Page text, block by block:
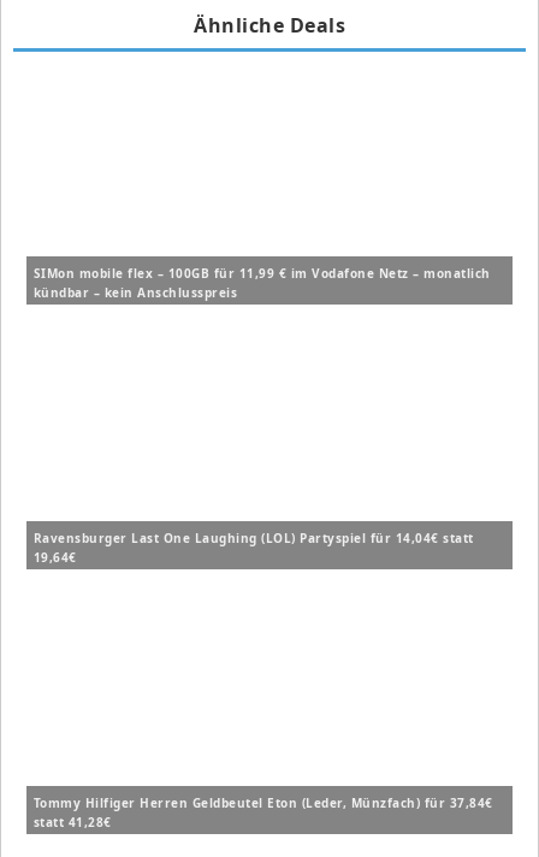
Ähnliche Deals
SIMon mobile flex – 100GB für 11,99 € im Vodafone Netz – monatlich
kündbar – kein Anschlusspreis
Ravensburger Last One Laughing (LOL) Partyspiel für 14,04€ statt
19,64€
Tommy Hilfiger Herren Geldbeutel Eton (Leder, Münzfach) für 37,84€
statt 41,28€